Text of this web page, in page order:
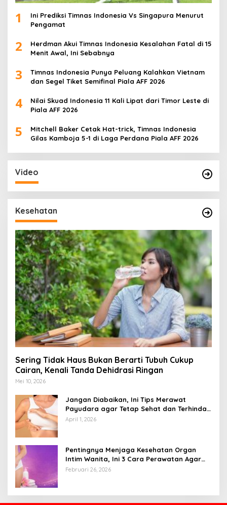
1
Ini Prediksi Timnas Indonesia Vs Singapura Menurut
Pengamat
2
Herdman Akui Timnas Indonesia Kesalahan Fatal di 15
Menit Awal, Ini Sebabnya
3
Timnas Indonesia Punya Peluang Kalahkan Vietnam
dan Segel Tiket Semifinal Piala AFF 2026
4
Nilai Skuad Indonesia 11 Kali Lipat dari Timor Leste di
Piala AFF 2026
5
Mitchell Baker Cetak Hat-trick, Timnas Indonesia
Gilas Kamboja 5-1 di Laga Perdana Piala AFF 2026
Video
Kesehatan
Sering Tidak Haus Bukan Berarti Tubuh Cukup
Cairan, Kenali Tanda Dehidrasi Ringan
Mei 10, 2026
Jangan Diabaikan, Ini Tips Merawat
Payudara agar Tetap Sehat dan Terhindar
dari Risiko Penyakit
April 1, 2026
Pentingnya Menjaga Kesehatan Organ
Intim Wanita, Ini 3 Cara Perawatan Agar
Tetap Bersih
Februari 26, 2026